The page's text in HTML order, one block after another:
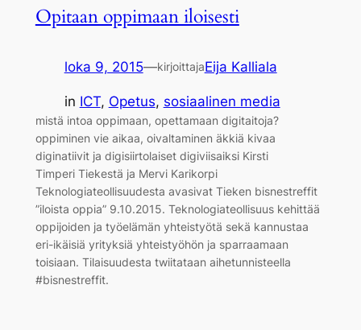
Opitaan oppimaan iloisesti
loka 9, 2015—kirjoittajaEija Kalliala
in ICT, Opetus, sosiaalinen media
mistä intoa oppimaan, opettamaan digitaitoja?
oppiminen vie aikaa, oivaltaminen äkkiä kivaa
diginatiivit ja digisiirtolaiset digiviisaiksi Kirsti
Timperi Tiekestä ja Mervi Karikorpi
Teknologiateollisuudesta avasivat Tieken bisnestreffit
”iloista oppia” 9.10.2015. Teknologiateollisuus kehittää
oppijoiden ja työelämän yhteistyötä sekä kannustaa
eri-ikäisiä yrityksiä yhteistyöhön ja sparraamaan
toisiaan. Tilaisuudesta twiitataan aihetunnisteella
#bisnestreffit.